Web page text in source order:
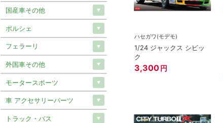
ハセガワ(モデモ)
1/24 ジャックス シビッ
ク
3,300 円
国産車その他
ポルシェ
フェラーリ
外国車その他
モータースポーツ
車 アクセサリーパーツ
トラック・バス